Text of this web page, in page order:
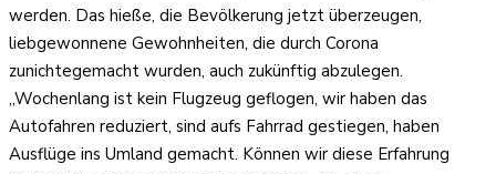
werden. Das hieße, die Bevölkerung jetzt überzeugen,
liebgewonnene Gewohnheiten, die durch Corona
zunichtegemacht wurden, auch zukünftig abzulegen.
„Wochenlang ist kein Flugzeug geflogen, wir haben das
Autofahren reduziert, sind aufs Fahrrad gestiegen, haben
Ausflüge ins Umland gemacht. Können wir diese Erfahrung